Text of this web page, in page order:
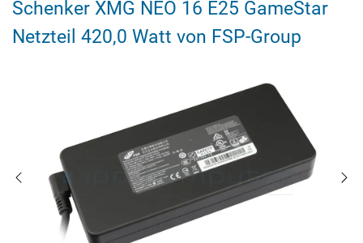
Schenker XMG NEO 16 E25 GameStar
Netzteil 420,0 Watt von FSP-Group